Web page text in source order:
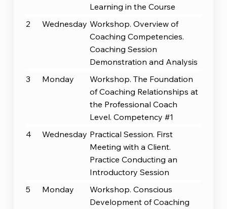
Learning in the Course
2
Wednesday Workshop. Overview of
Coaching Competencies.
Coaching Session
Demonstration and Analysis
3
Monday
Workshop. The Foundation
of Coaching Relationships at
the Professional Coach
Level. Competency #1
4
Wednesday Practical Session. First
Meeting with a Client.
Practice Conducting an
Introductory Session
5
Monday
Workshop. Conscious
Development of Coaching